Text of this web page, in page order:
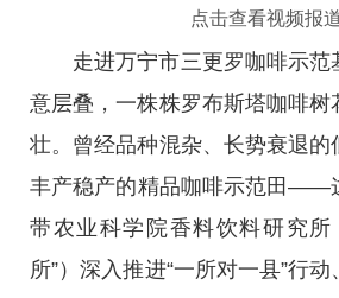
点击查看视频报
走进万宁市三更罗咖啡示
意层叠，一株株罗布斯塔咖啡树
壮。曾经品种混杂、长势衰退的
丰产稳产的精品咖啡示范田——
带农业科学院香料饮料研究所
所”）深入推进“一所对一县”行